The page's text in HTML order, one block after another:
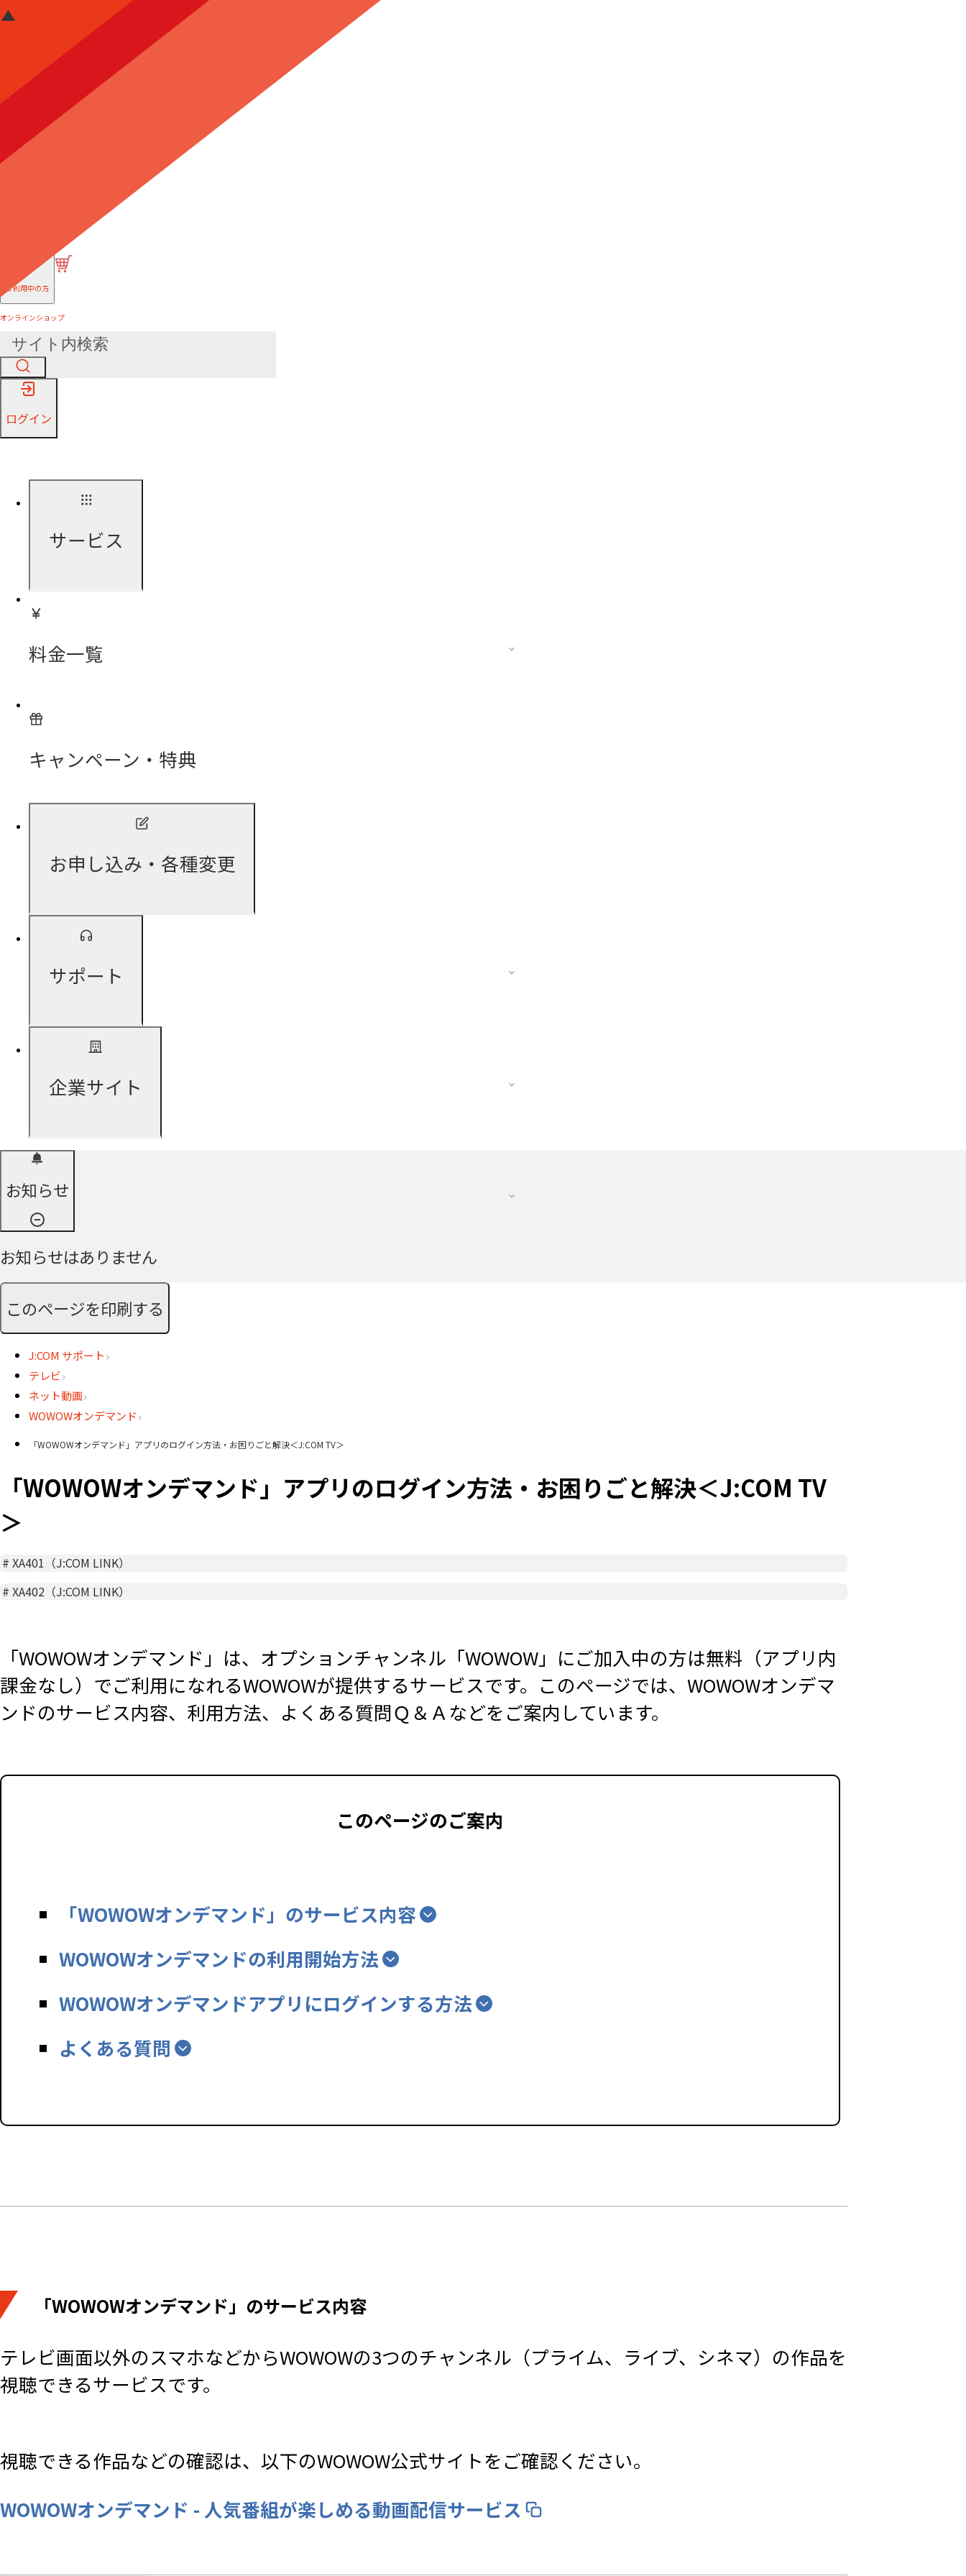
ご利用中の方
オンラインショップ
ログイン
サービス
料金一覧
キャンペーン・特典
お申し込み・各種変更
サポート
企業サイト
お知らせ
お知らせはありません
このページを印刷する
J:COM サポート
テレビ
ネット動画
WOWOWオンデマンド
「WOWOWオンデマンド」アプリのログイン方法・お困りごと解決＜J:COM TV＞
「WOWOWオンデマンド」アプリのログイン方法・お困りごと解決＜J:COM TV
＞
#XA401（J:COM LINK）
#XA402（J:COM LINK）
「WOWOWオンデマンド」は、オプションチャンネル「WOWOW」にご加入中の方は無料（アプリ内
課金なし）でご利用になれるWOWOWが提供するサービスです。このページでは、WOWOWオンデマ
ンドのサービス内容、利用方法、よくある質問Ｑ＆Ａなどをご案内しています。
このページのご案内
「WOWOWオンデマンド」のサービス内容
WOWOWオンデマンドの利用開始方法
WOWOWオンデマンドアプリにログインする方法
よくある質問
「WOWOWオンデマンド」のサービス内容
テレビ画面以外のスマホなどからWOWOWの3つのチャンネル（プライム、ライブ、シネマ）の作品を
視聴できるサービスです。
視聴できる作品などの確認は、以下のWOWOW公式サイトをご確認ください。
WOWOWオンデマンド - 人気番組が楽しめる動画配信サービス